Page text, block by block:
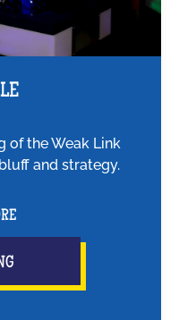
of the Weak Link
and strategy.